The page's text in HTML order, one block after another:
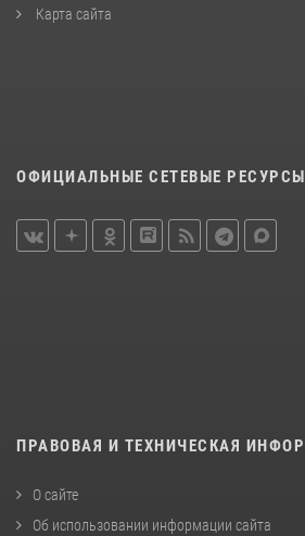
Карта сайта
ОФИЦИАЛЬНЫЕ СЕТЕВЫЕ РЕСУРСЫ
ПРАВОВАЯ И ТЕХНИЧЕСКАЯ
О сайте
Об использовании информации сайта